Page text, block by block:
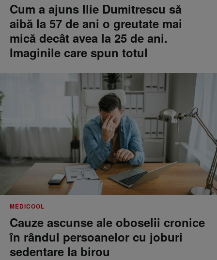
Cum a ajuns Ilie Dumitrescu să
aibă la 57 de ani o greutate mai
mică decât avea la 25 de ani.
Imaginile care spun totul
MEDICOOL
Cauze ascunse ale oboselii cronice
în rândul persoanelor cu joburi
sedentare la birou